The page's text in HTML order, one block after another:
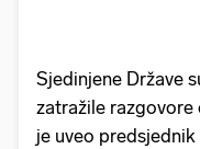
Sjedinjene Države
zatražile
je uveo